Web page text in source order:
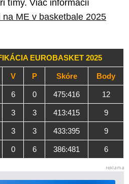
tímy. Viac informácií
ME v basketbale 2025
EUROBASKET 2025
V P Skóre Body
6 0 475:416 12
3 3 413:415 9
3 3 433:395 9
0 6 386:481 6